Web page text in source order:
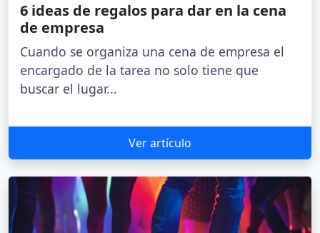
6 ideas de regalos para dar en la cena
de empresa
Cuando se organiza una cena de empresa el
encargado de la tarea no solo tiene que
buscar el lugar...
Ver artículo